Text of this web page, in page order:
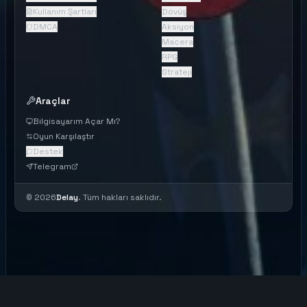
Kullanım Şartları
DMCA
Dövüş
Aksiyon
Macera
RPG
Strateji
Araçlar
Bilgisayarım Açar Mı?
Oyun Karşılaştır
Destek
Telegram
© 2026Delay. Tüm hakları saklıdır.